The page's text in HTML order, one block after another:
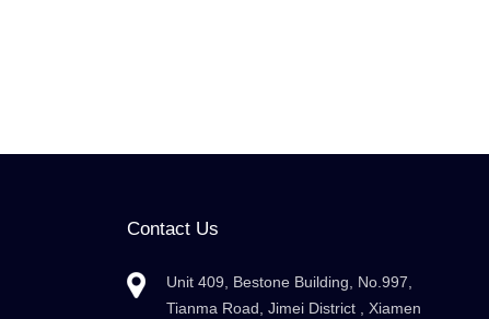
Contact Us
Unit 409, Bestone Building, No.997,
Tianma Road, Jimei District , Xiamen